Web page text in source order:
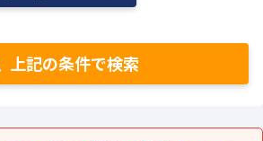
上記の条件で検索